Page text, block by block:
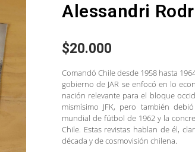
Alessandri
$20.000
Comandó Chile desde 1958 hasta
gobierno de JAR se enfocó en lo
nación relevante para el bloque
mismísimo JFK, pero también
mundial de fútbol de 1962 y la
Chile. Estas revistas hablan de él,
década y de cosmovisión chilena.